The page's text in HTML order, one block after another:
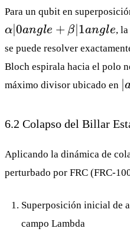
Para un qubit en
α∣0angle + β∣1angle,
se puede resolver
Bloch espirala hacia el polo
máximo divisor ubicado en |∣
6.2 Colapso del Billar
Aplicando la dinámica de
perturbado por FRC (FRC-
Superposición inicial de
campo Lambda